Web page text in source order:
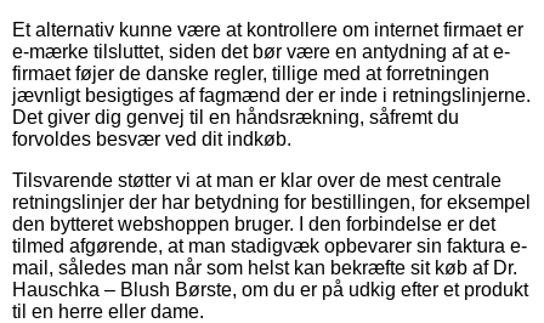
Et alternativ kunne være at kontrollere om internet firmaet er
e-mærke tilsluttet, siden det bør være en antydning af at e-
firmaet føjer de danske regler, tillige med at forretningen
jævnligt besigtiges af fagmænd der er inde i retningslinjerne.
Det giver dig genvej til en håndsrækning, såfremt du
forvoldes besvær ved dit indkøb.
Tilsvarende støtter vi at man er klar over de mest centrale
retningslinjer der har betydning for bestillingen, for eksempel
den bytteret webshoppen bruger. I den forbindelse er det
tilmed afgørende, at man stadigvæk opbevarer sin faktura e-
mail, således man når som helst kan bekræfte sit køb af Dr.
Hauschka – Blush Børste, om du er på udkig efter et produkt
til en herre eller dame.